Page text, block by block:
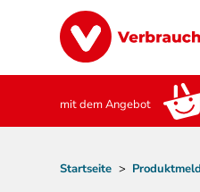
Image
mit dem Angebot
Startseite >